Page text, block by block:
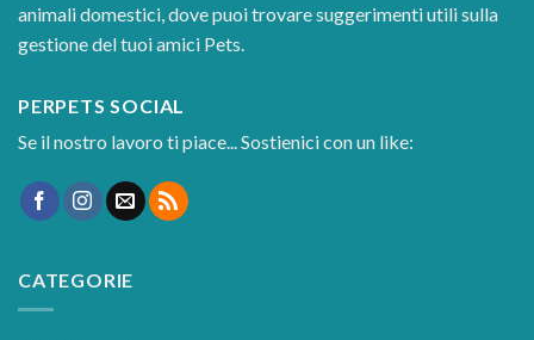
animali domestici, dove puoi trovare suggerimenti utili sulla
gestione del tuoi amici Pets.
PERPETS SOCIAL
Se il nostro lavoro ti piace... Sostienici con un like:
CATEGORIE